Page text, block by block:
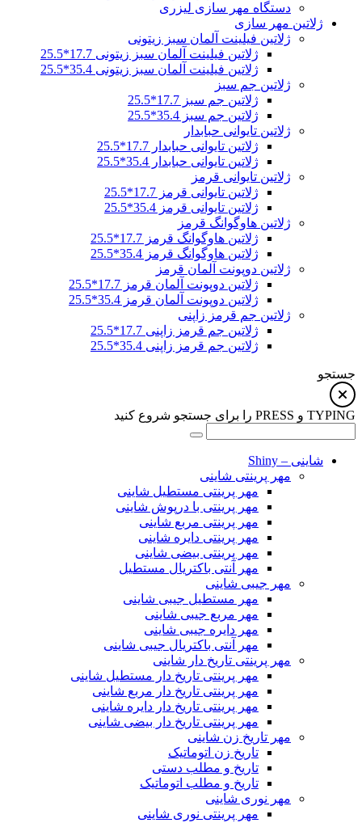
دستگاه مهر سازی لیزری
ژلاتین مهر سازی
ژلاتین فیلینت آلمان سبز زیتونی
ژلاتین فیلینت آلمان سبز زیتونی 17.7*25.5
ژلاتین فیلینت آلمان سبز زیتونی 35.4*25.5
ژلاتین جم سبز
ژلاتین جم سبز 17.7*25.5
ژلاتین جم سبز 35.4*25.5
ژلاتین تایوانی حبابدار
ژلاتین تایوانی حبابدار 17.7*25.5
ژلاتین تایوانی حبابدار 35.4*25.5
ژلاتین تایوانی قرمز
ژلاتین تایوانی قرمز 17.7*25.5
ژلاتین تایوانی قرمز 35.4*25.5
ژلاتین هاوگوانگ قرمز
ژلاتین هاوگوانگ قرمز 17.7*25.5
ژلاتین هاوگوانگ قرمز 35.4*25.5
ژلاتین دوپونت آلمان قرمز
ژلاتین دوپونت آلمان قرمز 17.7*25.5
ژلاتین دوپونت آلمان قرمز 35.4*25.5
ژلاتین جم قرمز زاپنی
ژلاتین جم قرمز زاپنی 17.7*25.5
ژلاتین جم قرمز زاپنی 35.4*25.5
جستجو
TYPING و PRESS را برای جستجو شروع کنید
شاینی – Shiny
مهر پرینتی شاینی
مهر پرینتی مستطیل شاینی
مهر پرینتی با درپوش شاینی
مهر پرینتی مربع شاینی
مهر پرینتی دایره شاینی
مهر پرینتی بیضی شاینی
مهر آنتی باکتریال مستطیل
مهر جیبی شاینی
مهر مستطیل جیبی شاینی
مهر مربع جیبی شاینی
مهر دایره جیبی شاینی
مهر آنتی باکتریال جیبی شاینی
مهر پرینتی تاریخ دار شاینی
مهر پرینتی تاریخ دار مستطیل شاینی
مهر پرینتی تاریخ دار مربع شاینی
مهر پرینتی تاریخ دار دایره شاینی
مهر پرینتی تاریخ دار بیضی شاینی
مهر تاریخ زن شاینی
تاریخ زن اتوماتیک
تاریخ و مطلب دستی
تاریخ و مطلب اتوماتیک
مهر نوری شاینی
مهر پرینتی نوری شاینی